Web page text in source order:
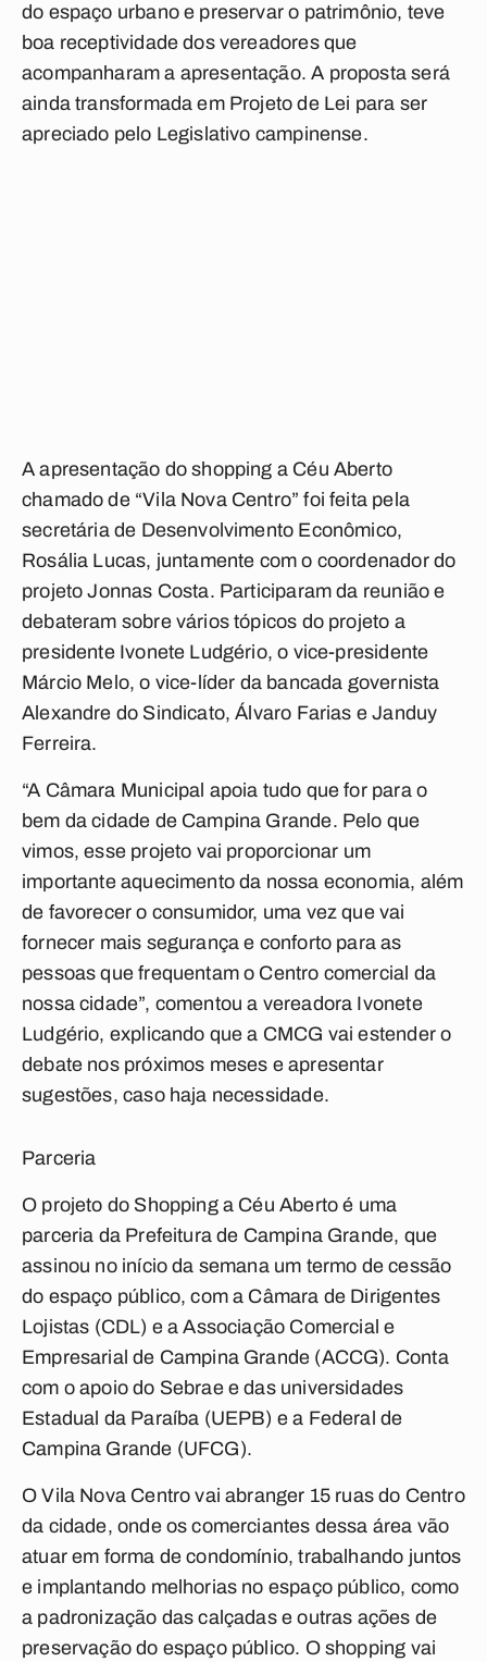
do espaço urbano e preservar o patrimônio, teve
boa receptividade dos vereadores que
acompanharam a apresentação. A proposta será
ainda transformada em Projeto de Lei para ser
apreciado pelo Legislativo campinense.
A apresentação do shopping a Céu Aberto
chamado de “Vila Nova Centro” foi feita pela
secretária de Desenvolvimento Econômico,
Rosália Lucas, juntamente com o coordenador do
projeto Jonnas Costa. Participaram da reunião e
debateram sobre vários tópicos do projeto a
presidente Ivonete Ludgério, o vice-presidente
Márcio Melo, o vice-líder da bancada governista
Alexandre do Sindicato, Álvaro Farias e Janduy
Ferreira.
“A Câmara Municipal apoia tudo que for para o
bem da cidade de Campina Grande. Pelo que
vimos, esse projeto vai proporcionar um
importante aquecimento da nossa economia, além
de favorecer o consumidor, uma vez que vai
fornecer mais segurança e conforto para as
pessoas que frequentam o Centro comercial da
nossa cidade”, comentou a vereadora Ivonete
Ludgério, explicando que a CMCG vai estender o
debate nos próximos meses e apresentar
sugestões, caso haja necessidade.
Parceria
O projeto do Shopping a Céu Aberto é uma
parceria da Prefeitura de Campina Grande, que
assinou no início da semana um termo de cessão
do espaço público, com a Câmara de Dirigentes
Lojistas (CDL) e a Associação Comercial e
Empresarial de Campina Grande (ACCG). Conta
com o apoio do Sebrae e das universidades
Estadual da Paraíba (UEPB) e a Federal de
Campina Grande (UFCG).
O Vila Nova Centro vai abranger 15 ruas do Centro
da cidade, onde os comerciantes dessa área vão
atuar em forma de condomínio, trabalhando juntos
e implantando melhorias no espaço público, como
a padronização das calçadas e outras ações de
preservação do espaço público. O shopping vai